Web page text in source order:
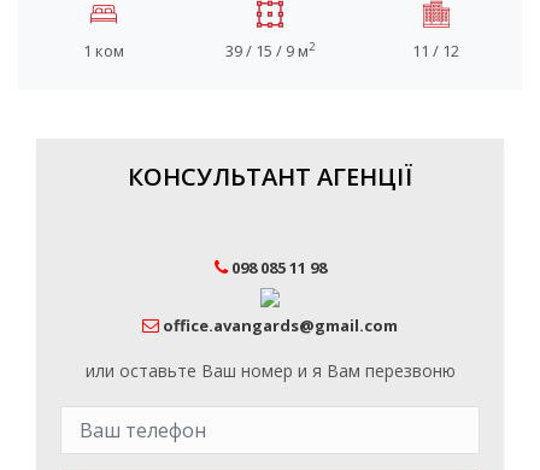
1 ком 39 / 15 / 9 м2 11 / 12
КОНСУЛЬТАНТ АГЕНЦІЇ
098 085 11 98
office.avangards@gmail.com
или оставьте Ваш номер и я Вам перезвоню